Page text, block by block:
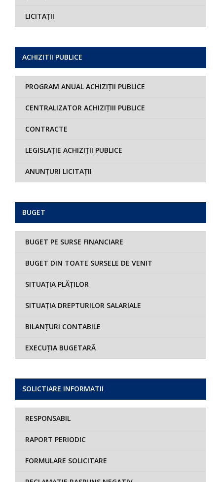
LICITAȚII
ACHIZITII PUBLICE
PROGRAM ANUAL ACHIZIȚII PUBLICE
CENTRALIZATOR ACHIZIȚIII PUBLICE
CONTRACTE
LEGISLAȚIE ACHIZIȚII PUBLICE
ANUNȚURI LICITAȚII
BUGET
BUGET PE SURSE FINANCIARE
BUGET DIN TOATE SURSELE DE VENIT
SITUAȚIA PLĂȚILOR
SITUAȚIA DREPTURILOR SALARIALE
BILANȚURI CONTABILE
EXECUȚIA BUGETARĂ
SOLICTIARE INFORMATII
RESPONSABIL
RAPORT PERIODIC
FORMULARE SOLICITARE